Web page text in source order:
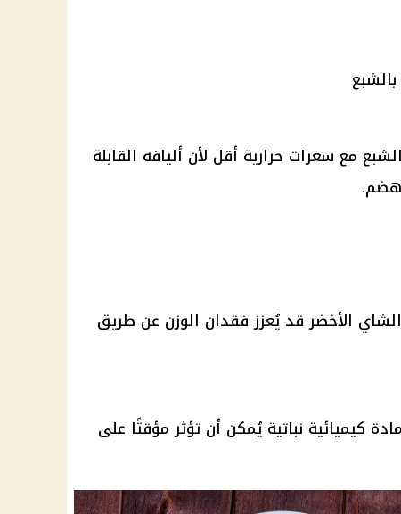
مع سعرات حرارية أقل لأن أليافه القابلة
الأخضر قد يُعزز فقدان الوزن عن طريق
كيميائية نباتية يُمكن أن تؤثر مؤقتًا على